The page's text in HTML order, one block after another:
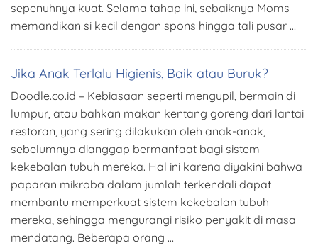
sepenuhnya kuat. Selama tahap ini, sebaiknya Moms
memandikan si kecil dengan spons hingga tali pusar …
Jika Anak Terlalu Higienis, Baik atau Buruk?
Doodle.co.id – Kebiasaan seperti mengupil, bermain di
lumpur, atau bahkan makan kentang goreng dari lantai
restoran, yang sering dilakukan oleh anak-anak,
sebelumnya dianggap bermanfaat bagi sistem
kekebalan tubuh mereka. Hal ini karena diyakini bahwa
paparan mikroba dalam jumlah terkendali dapat
membantu memperkuat sistem kekebalan tubuh
mereka, sehingga mengurangi risiko penyakit di masa
mendatang. Beberapa orang …